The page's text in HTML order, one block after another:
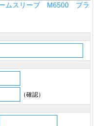
ムスリーブ M6500 ブラ
（確認）